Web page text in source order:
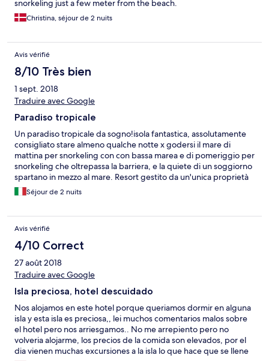
snorkeling just a few meter from the beach.
Christina, séjour de 2 nuits
Avis vérifié
8/10 Très bien
1 sept. 2018
Traduire avec Google
Paradiso tropicale
Un paradiso tropicale da sogno!isola fantastica, assolutamente
consigliato stare almeno qualche notte x godersi il mare di
mattina per snorkeling con con bassa marea e di pomeriggio per
snorkeling che oltrepassa la barriera, e la quiete di un soggiorno
spartano in mezzo al mare. Resort gestito da un'unica proprietà
che monopolizza l'isola, quindi con prezzi superiori allamedia del
luogo e servizi non sempre buoni. Proprietario del Resort-
ci ha fatto lasciare la stanza prima del check in previsto dalla
prenotazione. Nel complesso esperienza super consigliata,il reef
offre molte possibilità di avvistamenti tra cui, oltre ai mille pesci
tropicali, squaletti a riva e tartarughe.
Séjour de 2 nuits
Avis vérifié
4/10 Correct
27 août 2018
Traduire avec Google
Isla preciosa, hotel descuidado
Nos alojamos en este hotel porque queriamos dormir en alguna
isla y esta isla es preciosa,, lei muchos comentarios malos sobre
el hotel pero nos arriesgamos.. No me arrepiento pero no
volveria alojarme, los precios de la comida son elevados, por el
dia vienen muchas excursiones a la isla lo que hace que se llene